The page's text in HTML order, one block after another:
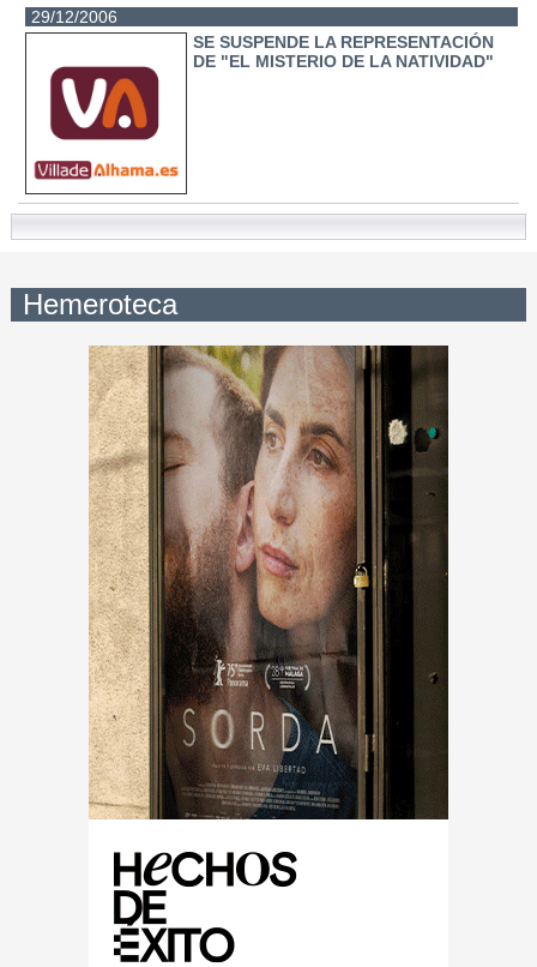
29/12/2006
SE SUSPENDE LA REPRESENTACIÓN
DE "EL MISTERIO DE LA NATIVIDAD"
Hemeroteca